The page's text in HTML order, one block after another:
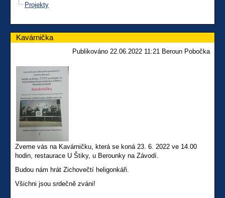
Projekty
Kavárnička
Publikováno 22.06.2022 11:21 Beroun Pobočka
Zveme vás na Kavárničku, která se koná 23. 6. 2022 ve 14.00
hodin, restaurace U Štiky, u Berounky na Závodí.
Budou nám hrát Zichovečtí heligonkáři.
Všichni jsou srdečně zváni!